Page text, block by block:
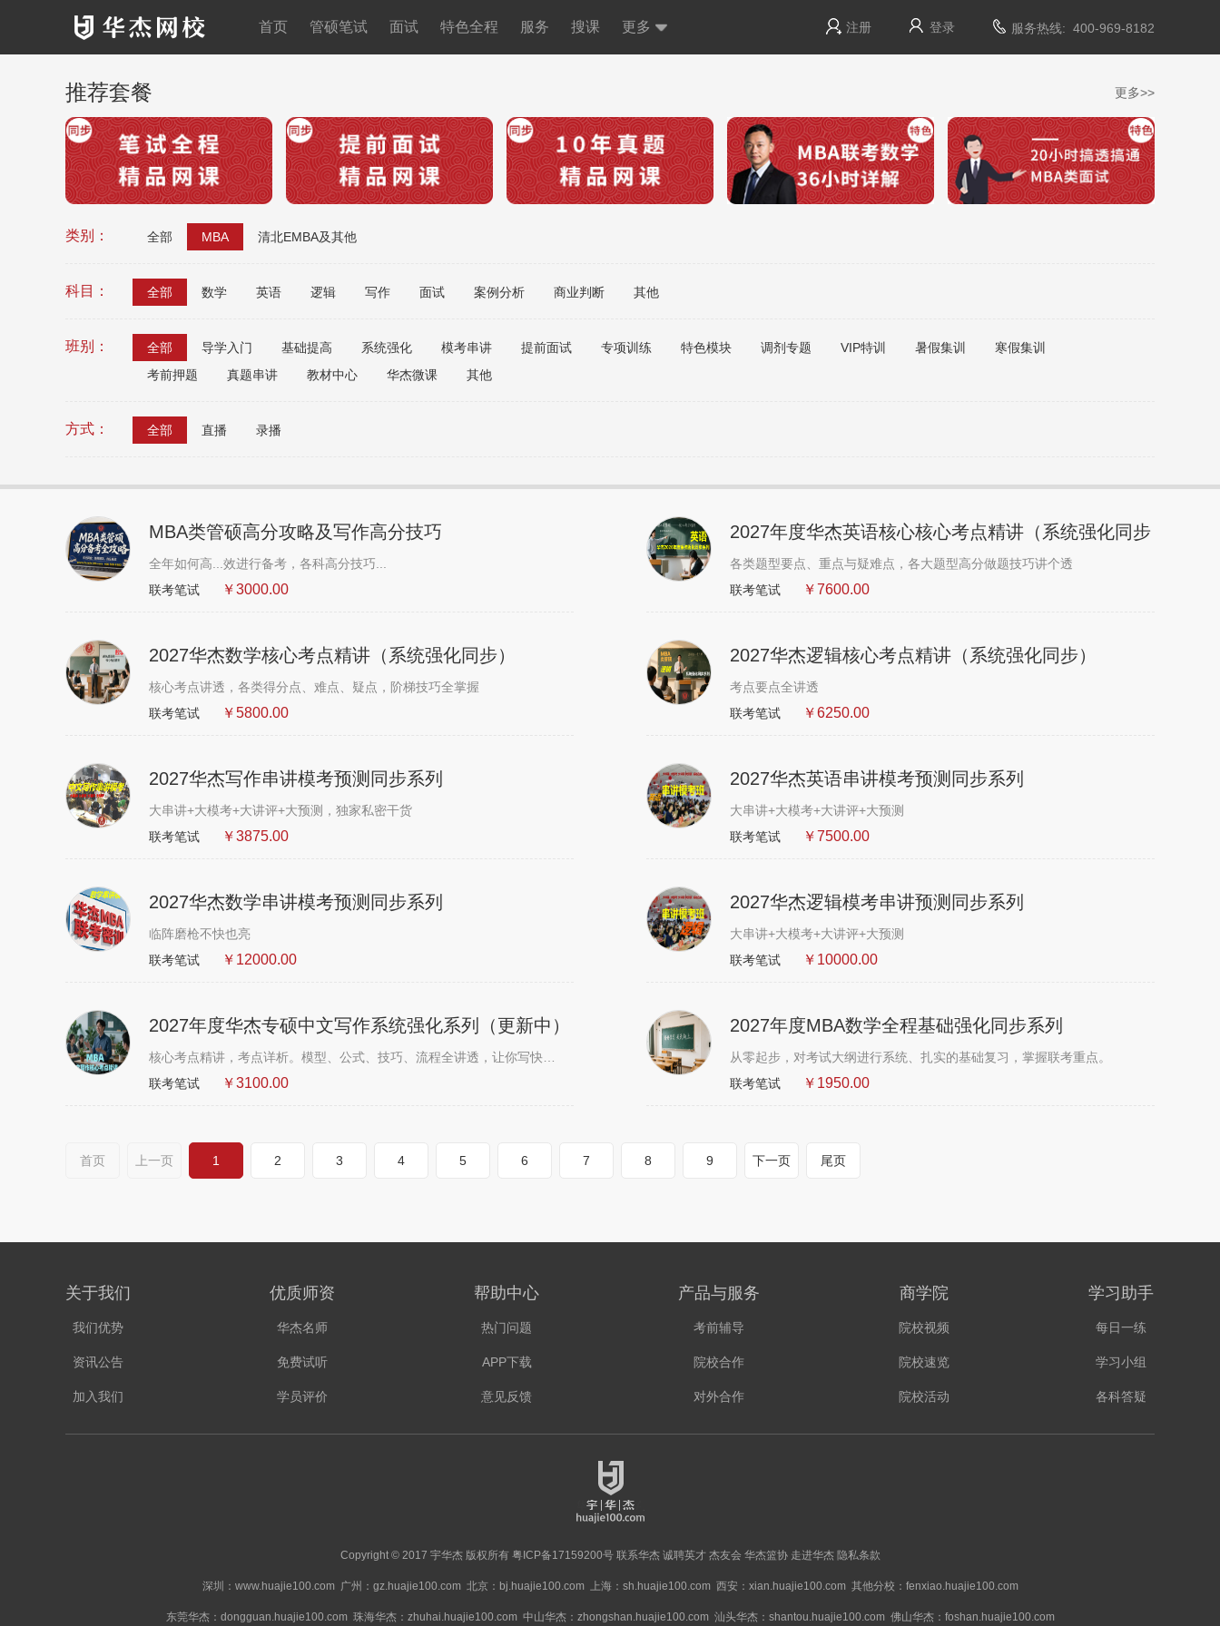
首页 管硕笔试 面试 特色全程 服务 搜课 更多 注册 登录 服务热线: 400-969-8182
推荐套餐 更多>>
类别： 全部 MBA 清北EMBA及其他
科目： 全部 数学 英语 逻辑 写作 面试 案例分析 商业判断 其他
班别： 全部 导学入门 基础提高 系统强化 模考串讲 提前面试 专项训练 特色模块 调剂专题 VIP特训 暑假集训
寒假集训
考前押题
真题串讲 教材中心 华杰微课 其他
方式： 全部 直播 录播
MBA类管硕高分攻略及写作高分技巧
全年如何高...效进行备考，各科高分技巧...
联考笔试
￥3000.00
2027年度华杰英语核心核心考点精讲（系统强化同步
各类题型要点、重点与疑难点，各大题型高分做题技巧讲个透
联考笔试
￥7600.00
2027华杰数学核心考点精讲（系统强化同步）
核心考点讲透，各类得分点、难点、疑点，阶梯技巧全掌握
联考笔试
￥5800.00
2027华杰逻辑核心考点精讲（系统强化同步）
考点要点全讲透
联考笔试
￥6250.00
2027华杰写作串讲模考预测同步系列
大串讲+大模考+大讲评+大预测，独家私密干货
联考笔试
￥3875.00
2027华杰英语串讲模考预测同步系列
大串讲+大模考+大讲评+大预测
联考笔试
￥7500.00
2027华杰数学串讲模考预测同步系列
临阵磨枪不快也亮
联考笔试
￥12000.00
2027华杰逻辑模考串讲预测同步系列
大串讲+大模考+大讲评+大预测
联考笔试
￥10000.00
2027年度华杰专硕中文写作系统强化系列（更新中）
联考笔试
￥3100.00
2027年度MBA数学全程基础强化同步系列
从零起步，对考试大纲进行系统、扎实的基础复习，掌握联考重点。
联考笔试
￥1950.00
首页 上一页 1 2 3 4 5 6 7 8 9 下一页 尾页
关于我们
我们优势
资讯公告
加入我们
优质师资
华杰名师
免费试听
学员评价
帮助中心
热门问题
APP下载
意见反馈
产品与服务
考前辅导
院校合作
对外合作
商学院
院校视频
院校速览
院校活动
学习助手
每日一练
学习小组
各科答疑
Copyright © 2017 宇华杰 版权所有 粤ICP备17159200号 联系华杰 诚聘英才 杰友会 华杰篮协 走进华杰 隐私条款
深圳：www.huajie100.com 广州：gz.huajie100.com 北京：bj.huajie100.com 上海：sh.huajie100.com 西安：xian.huajie100.com 其他分校：fenxiao.huajie100.com
东莞华杰：dongguan.huajie100.com 珠海华杰：zhuhai.huajie100.com 中山华杰：zhongshan.huajie100.com 汕头华杰：shantou.huajie100.com 佛山华杰：foshan.huajie100.com